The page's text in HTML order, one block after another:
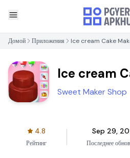
Домой Приложения Ice cream Cake
Ice cream
Cake Game
Sweet Maker Shop
4.8
Рейтинг
Sep 29,
Последнее